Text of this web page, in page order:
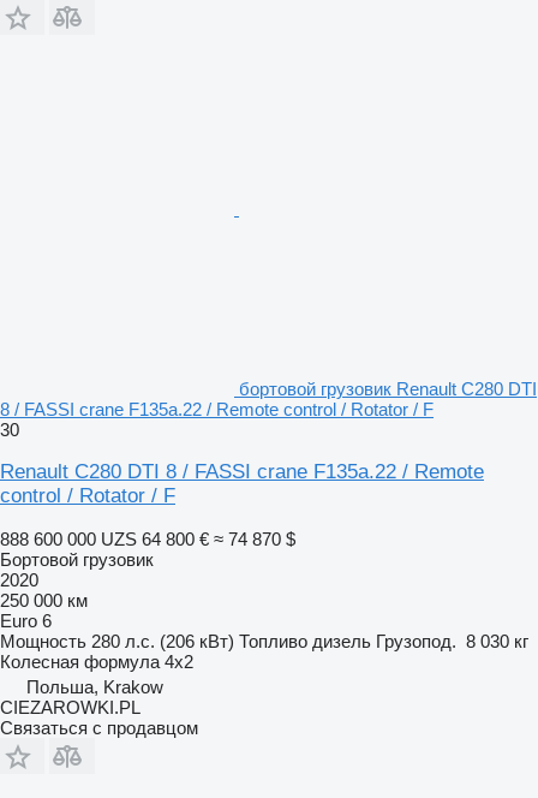
бортовой грузовик Renault C280 DTI
8 / FASSI crane F135a.22 / Remote control / Rotator / F
30
Renault C280 DTI 8 / FASSI crane F135a.22 / Remote
control / Rotator / F
888 600 000 UZS 64 800 € ≈ 74 870 $
Бортовой грузовик
2020
250 000 км
Euro 6
Мощность 280 л.с. (206 кВт) Топливо дизель Грузопод. 8 030 кг
Колесная формула 4x2
Польша, Krakow
CIEZAROWKI.PL
Связаться с продавцом